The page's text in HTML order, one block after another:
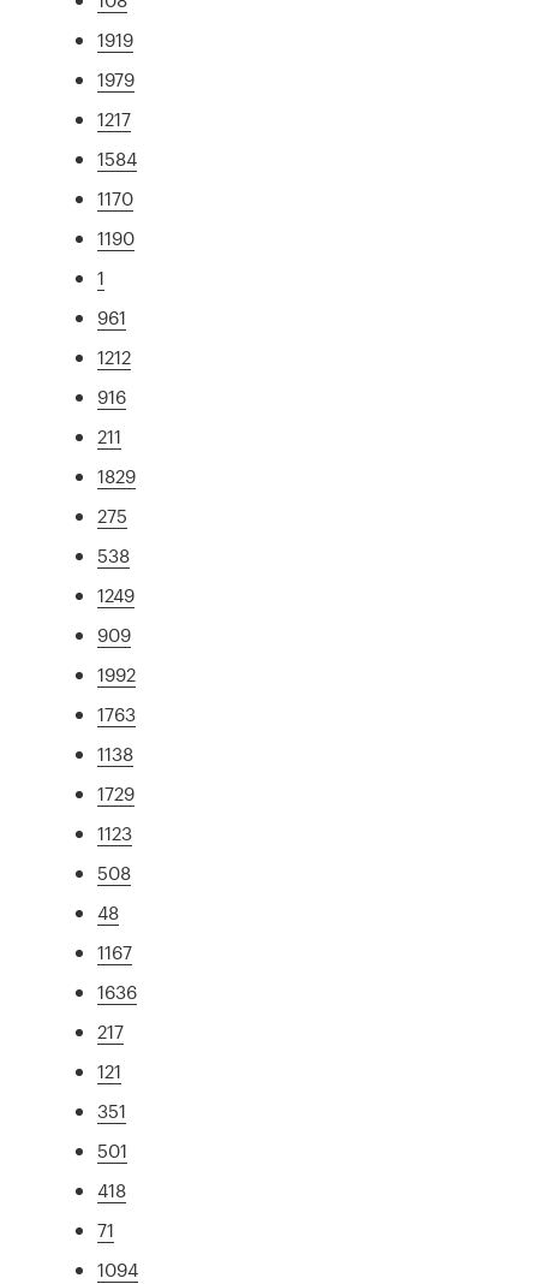
1919
1979
1217
1584
1170
1190
1
961
1212
916
211
1829
275
538
1249
909
1992
1763
1138
1729
1123
508
48
1167
1636
217
121
351
501
418
71
1094